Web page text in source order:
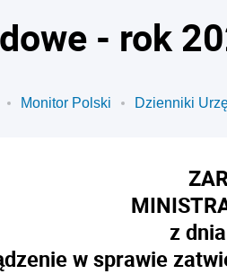
- rok
Monitor Polski Dzienniki
z
w sprawie